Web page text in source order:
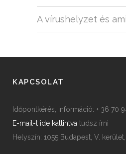
A vírushelyzet és
KAPCSOLAT
Időpontkérés, információ: + 36 70
E-mail-t ide kattintva tudsz írni
Helyszín: 1055 Budapest, V.